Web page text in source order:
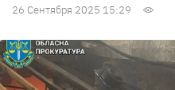
26 Сентября 2025 15:29